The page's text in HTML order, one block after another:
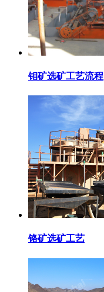
钼矿选矿工艺流程
铬矿选矿工艺